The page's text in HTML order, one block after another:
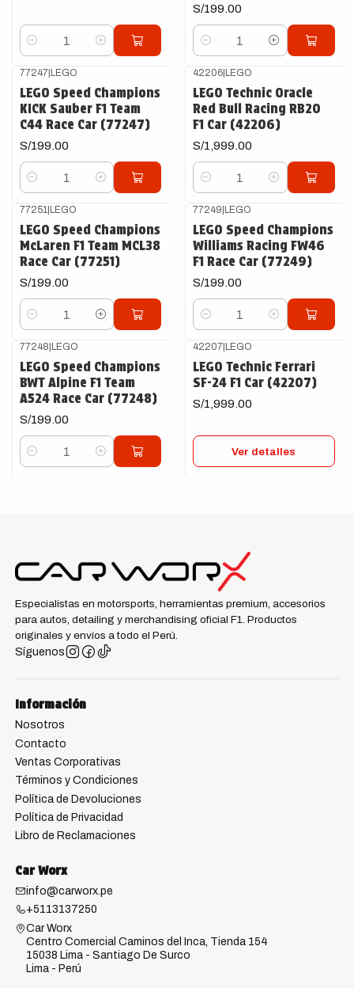
Cantidad
S/199.00
Cantidad
77247|LEGO
LEGO Speed Champions
KICK Sauber F1 Team
C44 Race Car (77247)
S/199.00
Cantidad
42206|LEGO
LEGO Technic Oracle
Red Bull Racing RB20
F1 Car (42206)
S/1,999.00
Cantidad
77251 |LEGO
LEGO Speed Champions
McLaren F1 Team MCL38
Race Car (77251)
S/199.00
Cantidad
77249|LEGO
LEGO Speed Champions
Williams Racing FW46
F1 Race Car (77249)
S/199.00
Cantidad
77248|LEGO
LEGO Speed Champions
BWT Alpine F1 Team
A524 Race Car (77248)
S/199.00
Cantidad
42207|LEGO
LEGO Technic Ferrari
SF-24 F1 Car (42207)
S/1,999.00
Ver detalles
Especialistas en motorsports, herramientas premium, accesorios
para autos, detailing y merchandising oficial F1. Productos
originales y envíos a todo el Perú.
Síguenos
Información
Nosotros
Contacto
Ventas Corporativas
Términos y Condiciones
Política de Devoluciones
Política de Privacidad
Libro de Reclamaciones
Car Worx
info@carworx.pe
+5113137250
Car Worx
Centro Comercial Caminos del Inca, Tienda 154
15038 Lima - Santiago De Surco
Lima - Perú